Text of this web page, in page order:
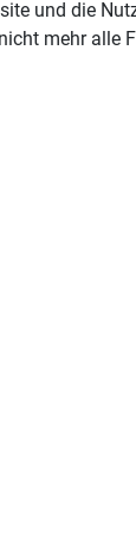
und die
mehr alle